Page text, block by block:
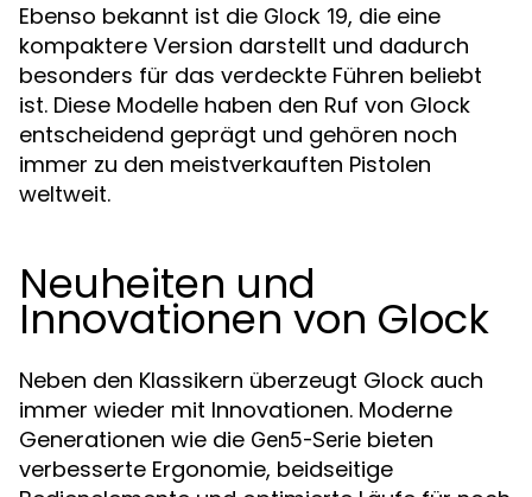
Ebenso bekannt ist die Glock 19, die eine
kompaktere Version darstellt und dadurch
besonders für das verdeckte Führen beliebt
ist. Diese Modelle haben den Ruf von Glock
entscheidend geprägt und gehören noch
immer zu den meistverkauften Pistolen
weltweit.
Neuheiten und
Innovationen von Glock
Neben den Klassikern überzeugt Glock auch
immer wieder mit Innovationen. Moderne
Generationen wie die Gen5-Serie bieten
verbesserte Ergonomie, beidseitige